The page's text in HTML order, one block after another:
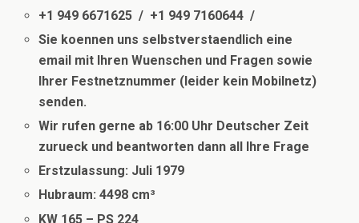
+1 949 6671625 / +1 949 7160644 /
Sie koennen uns selbstverstaendlich eine
email mit Ihren Wuenschen und Fragen sowie
Ihrer Festnetznummer (leider kein Mobilnetz)
senden.
Wir rufen gerne ab 16:00 Uhr Deutscher Zeit
zurueck und beantworten dann all Ihre Frage
Erstzulassung: Juli 1979
Hubraum: 4498 cm³
KW 165 – PS 224